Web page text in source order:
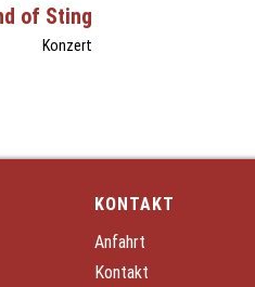
of Sting
Konzert
KONTAKT
Anfahrt
Kontakt